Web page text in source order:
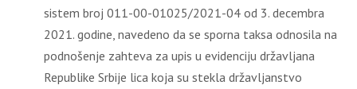
sistem broj 011-00-01025/2021-04 od 3. decembra
2021. godine, navedeno da se sporna taksa odnosila na
podnošenje zahteva za upis u evidenciju državljana
Republike Srbije lica koja su stekla državljanstvo